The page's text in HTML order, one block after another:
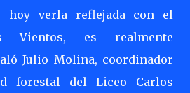
verla reflejada con el
Vientos, es realmente
Julio Molina, coordinador
forestal del Liceo Carlos